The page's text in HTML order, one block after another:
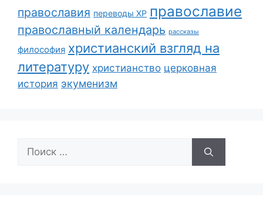
православия переводы ХР православие
православный календарь рассказы
философия христианский взгляд на
литературу христианство церковная
история экуменизм
Поиск: